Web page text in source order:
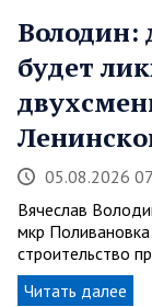
Володин:
будет
05.08.2026
Вячеслав
мкр Поливановка
строительство
Читать далее